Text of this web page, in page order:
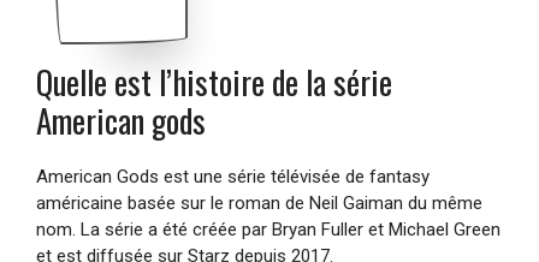
Quelle est l’histoire de la série
American gods
American Gods est une série télévisée de fantasy
américaine basée sur le roman de Neil Gaiman du même
nom. La série a été créée par Bryan Fuller et Michael Green
et est diffusée sur Starz depuis 2017.